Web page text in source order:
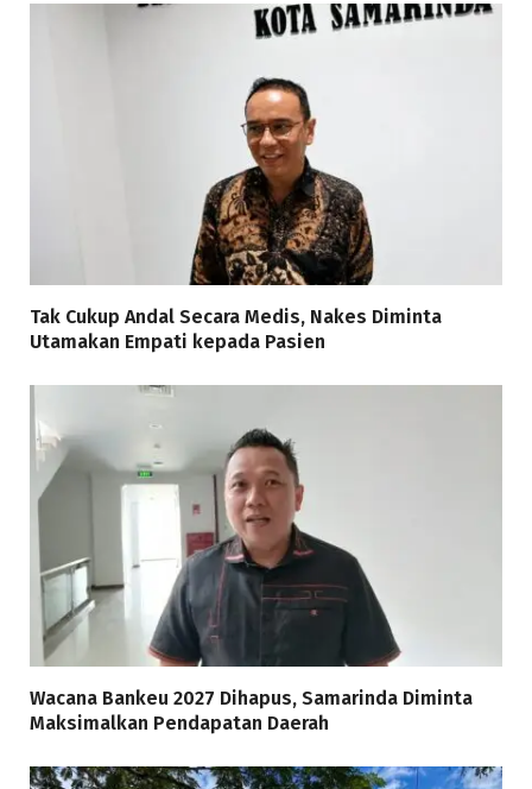
Tak Cukup Andal Secara Medis, Nakes Diminta
Utamakan Empati kepada Pasien
Wacana Bankeu 2027 Dihapus, Samarinda Diminta
Maksimalkan Pendapatan Daerah